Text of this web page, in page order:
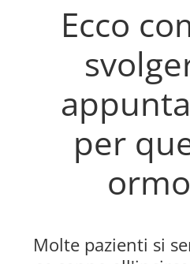
Ecco
per
Molte pazienti si